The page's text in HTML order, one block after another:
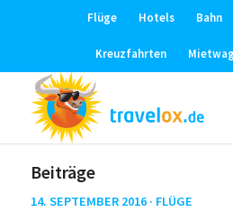
Flüge Hotels Bahn
Kreuzfahrten
Beiträge
14. SEPTEMBER 2016 · FLÜGE